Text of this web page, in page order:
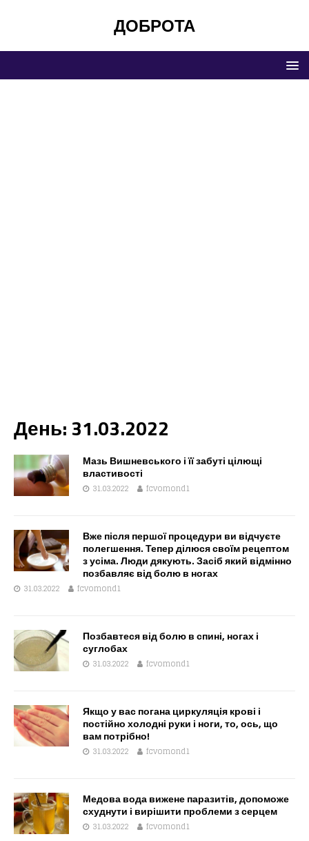
ДОБРОТА
День: 31.03.2022
Мазь Вишневського і її забуті цілющі
властивості
31.03.2022 fcvomond1
Вже після першої процедури ви відчуєте
полегшення. Тепер ділюся своїм рецептом
з усіма. Люди дякують. Засіб який відмінно
позбавляє від болю в ногах
31.03.2022 fcvomond1
Позбавтеся від болю в спині, ногах і
суглобах
31.03.2022 fcvomond1
Якщо у вас погана циркуляція крові і
постійно холодні руки і ноги, то, ось, що
вам потрібно!
31.03.2022 fcvomond1
Медова вода вижене паразитів, допоможе
схуднути і вирішити проблеми з серцем
31.03.2022 fcvomond1